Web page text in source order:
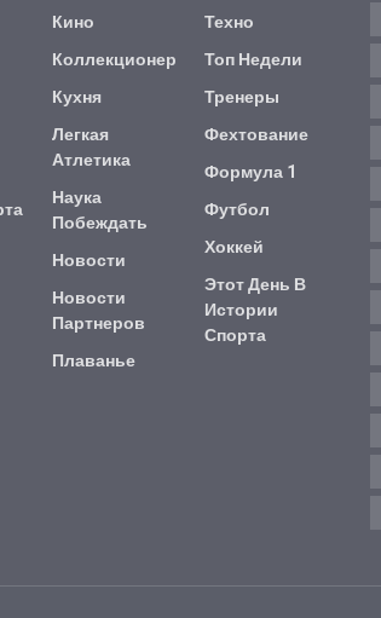
Кино
Коллекционер
Кухня
Легкая
Атлетика
Наука
Побеждать
Новости
Новости
Партнеров
Плаванье
Техно
Топ Недели
Тренеры
Фехтование
Формула 1
Футбол
Хоккей
Этот День В
Истории
Спорта